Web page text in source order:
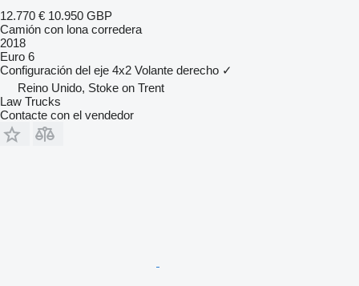
12.770 € 10.950 GBP
Camión con lona corredera
2018
Euro 6
Configuración del eje 4x2 Volante derecho ✓
Reino Unido, Stoke on Trent
Law Trucks
Contacte con el vendedor